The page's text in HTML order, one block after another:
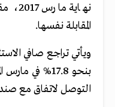
المقابلة نفسها.
ويأتي تراجع صافي
التوصل لاتفاق مع